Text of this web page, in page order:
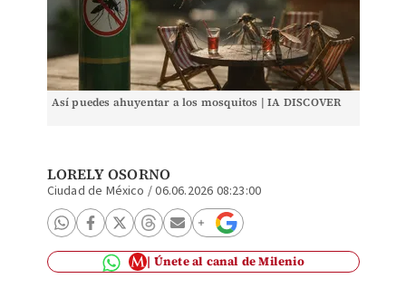
Así puedes ahuyentar a los mosquitos | IA DISCOVER
LORELY OSORNO
Ciudad de México /06.06.2026 08:23:00
Únete al canal de Milenio